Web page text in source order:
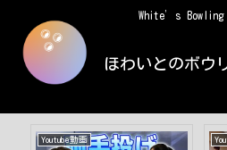
White’s Bowling
ほわいとのボウ
Youtube動画